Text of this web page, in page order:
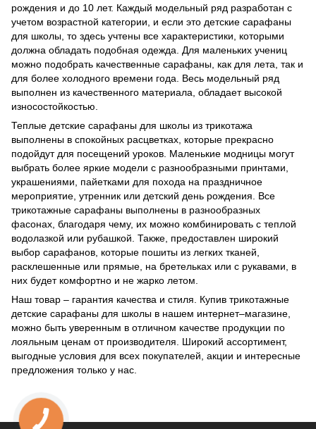
рождения и до 10 лет. Каждый модельный ряд разработан с
учетом возрастной категории, и если это детские сарафаны
для школы, то здесь учтены все характеристики, которыми
должна обладать подобная одежда. Для маленьких учениц
можно подобрать качественные сарафаны, как для лета, так и
для более холодного времени года. Весь модельный ряд
выполнен из качественного материала, обладает высокой
износостойкостью.
Теплые детские сарафаны для школы из трикотажа
выполнены в спокойных расцветках, которые прекрасно
подойдут для посещений уроков. Маленькие модницы могут
выбрать более яркие модели с разнообразными принтами,
украшениями, пайетками для похода на праздничное
мероприятие, утренник или детский день рождения. Все
трикотажные сарафаны выполнены в разнообразных
фасонах, благодаря чему, их можно комбинировать с теплой
водолазкой или рубашкой. Также, предоставлен широкий
выбор сарафанов, которые пошиты из легких тканей,
расклешенные или прямые, на бретельках или с рукавами, в
них будет комфортно и не жарко летом.
Наш товар – гарантия качества и стиля. Купив трикотажные
детские сарафаны для школы в нашем интернет–магазине,
можно быть уверенным в отличном качестве продукции по
лояльным ценам от производителя. Широкий ассортимент,
выгодные условия для всех покупателей, акции и интересные
предложения только у нас.